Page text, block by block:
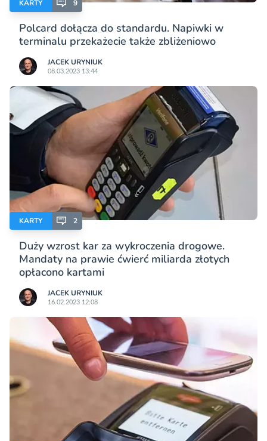
KARTY 9
Polcard dołącza do standardu. Napiwki w
terminalu przekażecie także zbliżeniowo
JACEK URYNIUK
08.03.2023 13:44
KARTY 2
Duży wzrost kar za wykroczenia drogowe.
Mandaty na prawie ćwierć miliarda złotych
opłacono kartami
JACEK URYNIUK
16.02.2023 12:08